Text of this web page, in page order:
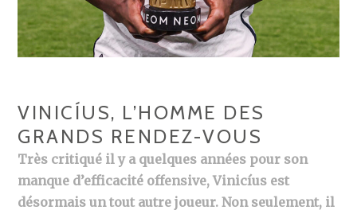
VINICÍUS, L’HOMME DES
GRANDS RENDEZ-VOUS
Très critiqué il y a quelques années pour son
manque d’efficacité offensive, Vinicíus est
désormais un tout autre joueur. Non seulement, il